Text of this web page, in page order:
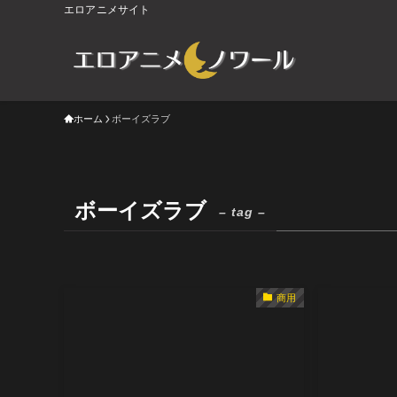
エロアニメサイト
ホーム ボーイズラブ
ボーイズラブ – tag –
商用